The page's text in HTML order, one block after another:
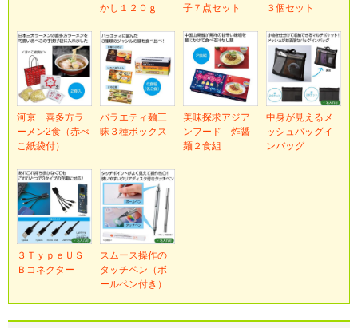
かし１２０ｇ
子７点セット
３個セット
河京 喜多方ラ
ーメン2食（赤べ
こ紙袋付）
バラエティ麺三
昧３種ボックス
美味探求アジア
ンフード 炸醤
麺２食組
中身が見えるメ
ッシュバッグイ
ンバッグ
３ＴｙｐｅＵＳ
Ｂコネクター
スムース操作の
タッチペン（ボ
ールペン付き）